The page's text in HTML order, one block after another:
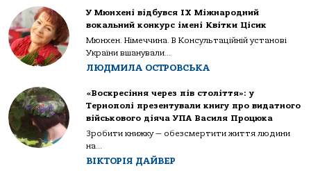
У Мюнхені відбувся IX Міжнародний
вокальний конкурс імені Квітки Цісик
Мюнхен. Німеччина. В Консультаційній установі
України вшанували...
ЛЮДМИЛА ОСТРОВСЬКА
«Воскресіння через пів століття»: у
Тернополі презентували книгу про видатного
військового діяча УПА Василя Процюка
Зробити книжку — обезсмертити життя людини
на...
ВІКТОРІЯ ДАЙВЕР